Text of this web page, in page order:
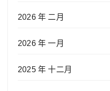
2026 年 二月
2026 年 一月
2025 年 十二月